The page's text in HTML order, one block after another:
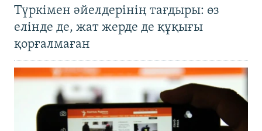
Түркімен әйелдерінің тағдыры: өз
елінде де, жат жерде де құқығы
қорғалмаған